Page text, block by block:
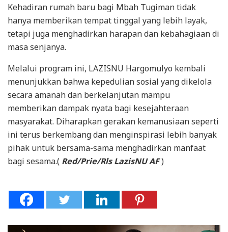
Kehadiran rumah baru bagi Mbah Tugiman tidak
hanya memberikan tempat tinggal yang lebih layak,
tetapi juga menghadirkan harapan dan kebahagiaan di
masa senjanya.
Melalui program ini, LAZISNU Hargomulyo kembali
menunjukkan bahwa kepedulian sosial yang dikelola
secara amanah dan berkelanjutan mampu
memberikan dampak nyata bagi kesejahteraan
masyarakat. Diharapkan gerakan kemanusiaan seperti
ini terus berkembang dan menginspirasi lebih banyak
pihak untuk bersama-sama menghadirkan manfaat
bagi sesama.( Red/Prie/Rls LazisNU AF)